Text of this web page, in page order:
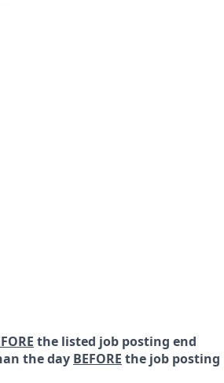
the listed job posting end
the day BEFORE the job posting